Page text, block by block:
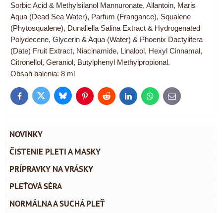
Sorbic Acid & Methylsilanol Mannuronate, Allantoin, Maris
Aqua (Dead Sea Water), Parfum (Frangance), Squalene
(Phytosqualene), Dunaliella Salina Extract & Hydrogenated
Polydecene, Glycerin & Aqua (Water) & Phoenix Dactylifera
(Date) Fruit Extract, Niacinamide, Linalool, Hexyl Cinnamal,
Citronellol, Geraniol, Butylphenyl Methylpropional.
Obsah balenia: 8 ml
FacebookTwitter BlueskyPinterestReddit LinkedInWhatsApp
E-
mail
NOVINKY
ČISTENIE PLETI A MASKY
PRÍPRAVKY NA VRÁSKY
PLEŤOVÁ SÉRA
NORMÁLNA A SUCHÁ PLEŤ